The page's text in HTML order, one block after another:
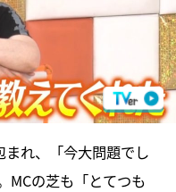
れ、「今大問題でし
MCの芝も「とてつも